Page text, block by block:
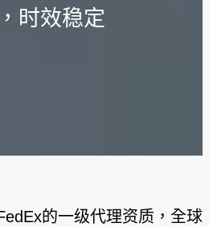
时效稳定
的一级代理资质，全球